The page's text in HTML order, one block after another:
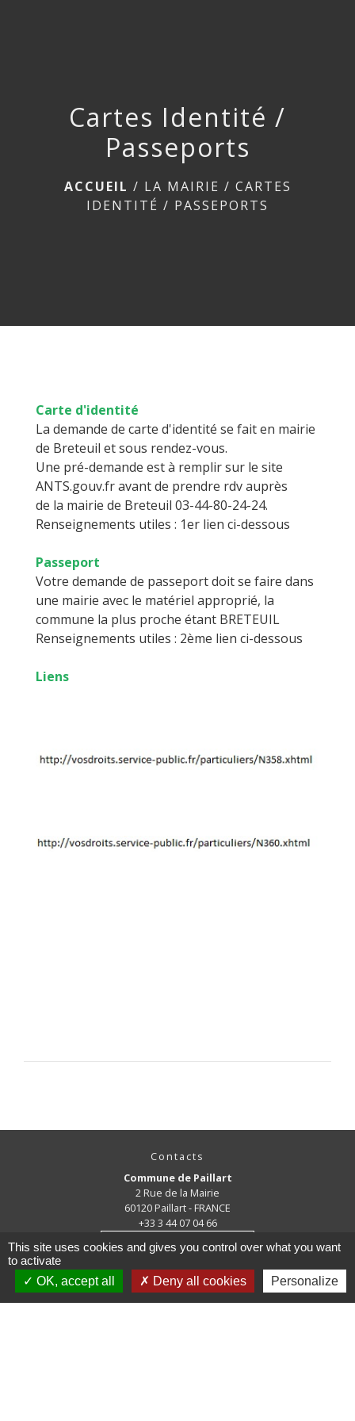
Cartes Identité /
Passeports
ACCUEIL / LA MAIRIE / CARTES
IDENTITÉ / PASSEPORTS
Carte d'identité
La demande de carte d'identité se fait en mairie
de Breteuil et sous rendez-vous.
Une pré-demande est à remplir sur le site
ANTS.gouv.fr avant de prendre rdv auprès
de la mairie de Breteuil 03-44-80-24-24.
Renseignements utiles : 1er lien ci-dessous
Passeport
Votre demande de passeport doit se faire dans
une mairie avec le matériel approprié, la
commune la plus proche étant BRETEUIL
Renseignements utiles : 2ème lien ci-dessous
Liens
Contacts
Commune de Paillart
2 Rue de la Mairie
60120 Paillart - FRANCE
+33 3 44 07 04 66
Contact par formulaire
This site uses cookies and gives you control over what you want
to activate
OK, accept all
Deny all cookies Personalize